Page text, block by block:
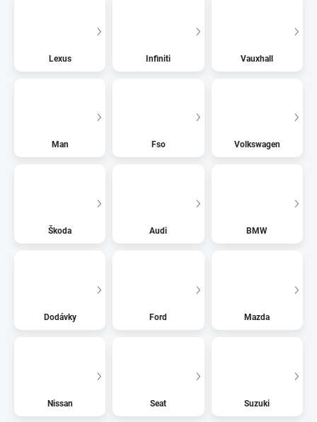
Lexus Infiniti Vauxhall
Man Fso Volkswagen
Škoda Audi BMW
Dodávky Ford Mazda
Nissan Seat Suzuki